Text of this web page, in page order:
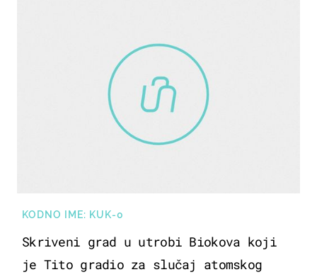
KODNO IME: KUK-0
Skriveni grad u utrobi Biokova koji
je Tito gradio za slučaj atomskog